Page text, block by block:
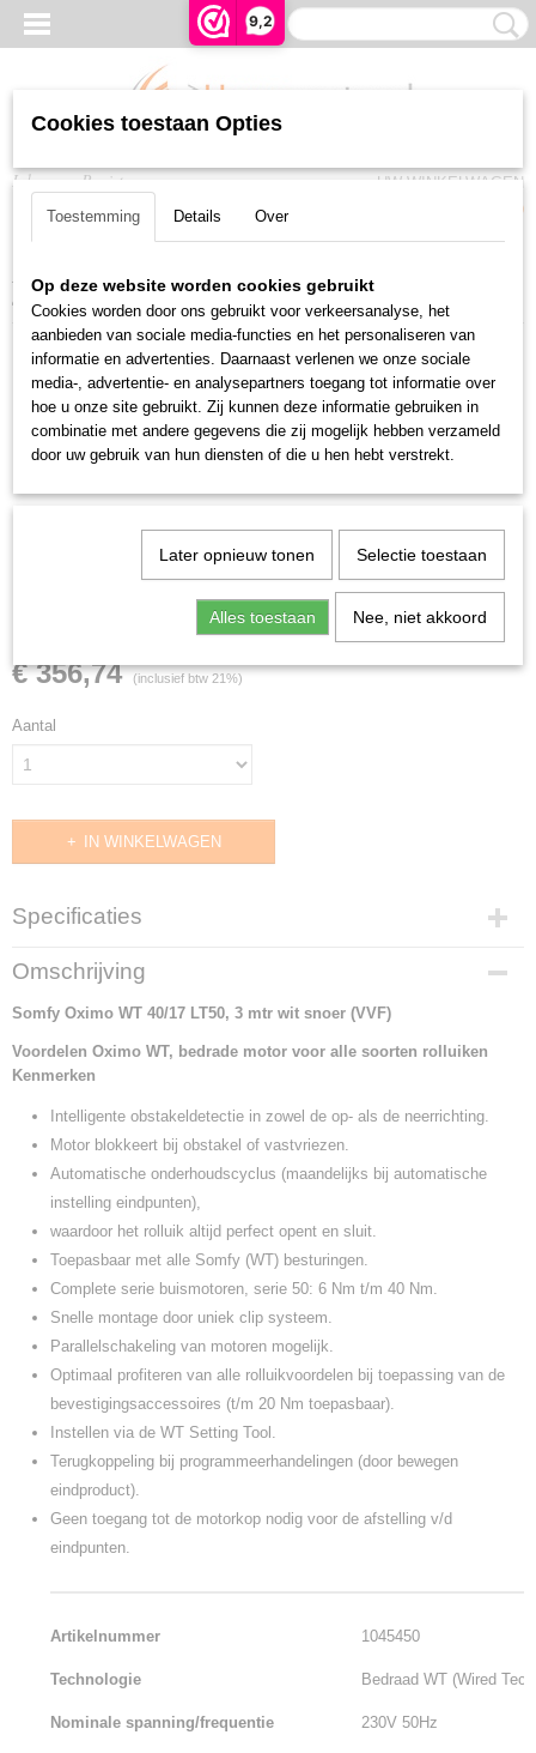
9,2
Inloggen Registreren
UW WINKELWAGEN
(0)
Home > Rolluiken en Zonwering Somfy buismotoren
Somfy Oximo WT 40/17 LT50, 3 mtr wit snoer (VVF)
Somfy Oximo WT 40/17
LT50, 3 mtr wit snoer (VVF)
€ 356,74 (inclusief btw 21%)
Aantal
IN WINKELWAGEN
Specificaties
Productcode
1049542
Productcode leverancier
Levertijd
Omschrijving
Somfy Oximo WT 40/17 LT50, 3 mtr wit snoer (VVF)
Voordelen Oximo WT, bedrade motor voor alle soorten rolluiken
Kenmerken
Intelligente obstakeldetectie in zowel de op- als de neerrichting.
Motor blokkeert bij obstakel of vastvriezen.
Automatische onderhoudscyclus (maandelijks bij automatische
instelling eindpunten),
waardoor het rolluik altijd perfect opent en sluit.
Toepasbaar met alle Somfy (WT) besturingen.
Complete serie buismotoren, serie 50: 6 Nm t/m 40 Nm.
Snelle montage door uniek clip systeem.
Parallelschakeling van motoren mogelijk.
Optimaal profiteren van alle rolluikvoordelen bij toepassing van de
bevestigingsaccessoires (t/m 20 Nm toepasbaar).
Instellen via de WT Setting Tool.
Terugkoppeling bij programmeerhandelingen (door bewegen
eindproduct).
Geen toegang tot de motorkop nodig voor de afstelling v/d
eindpunten.
Artikelnummer 1045450
Technologie Bedraad WT (Wired
Nominale spanning/frequentie 230V 50Hz
Cookies toestaan Opties
Toestemming Details Over
Op deze website worden cookies gebruikt
Cookies worden door ons gebruikt voor verkeersanalyse, het
aanbieden van sociale media-functies en het personaliseren van
informatie en advertenties. Daarnaast verlenen we onze sociale
media-, advertentie- en analysepartners toegang tot informatie over
hoe u onze site gebruikt. Zij kunnen deze informatie gebruiken in
combinatie met andere gegevens die zij mogelijk hebben verzameld
door uw gebruik van hun diensten of die u hen hebt verstrekt.
Later opnieuw tonen Selectie toestaan
Alles toestaan Nee, niet akkoord